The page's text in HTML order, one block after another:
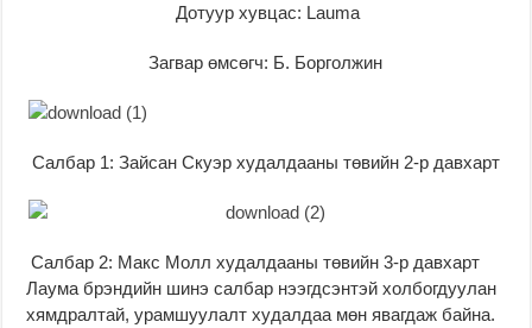
Дотуур хувцас: Lauma
Загвар өмсөгч: Б. Борголжин
Салбар 1: Зайсан Скуэр худалдааны төвийн 2-р давхарт
Салбар 2: Макс Молл худалдааны төвийн 3-р давхарт
Лаума брэндийн шинэ салбар нээгдсэнтэй холбогдуулан
хямдралтай, урамшуулалт худалдаа мөн явагдаж байна.